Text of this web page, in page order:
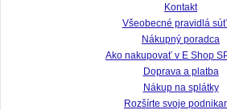
Kontakt
Všeobecné pravidlá
Nákupný poradca
Ako nakupovať v E Shop
Doprava a platba
Nákup na splátky
Rozšírte svoje